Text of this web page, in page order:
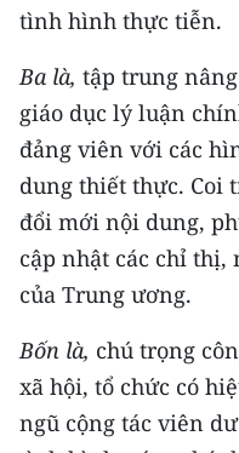
tình hình thực tiễn.
Ba là, tập trung
giáo dục lý luận
đảng viên với các
dung thiết thực. Coi
đổi mới nội dung,
cập nhật các chỉ
của Trung ương.
Bốn là, chú trọng
xã hội, tổ chức có
ngũ cộng tác viên